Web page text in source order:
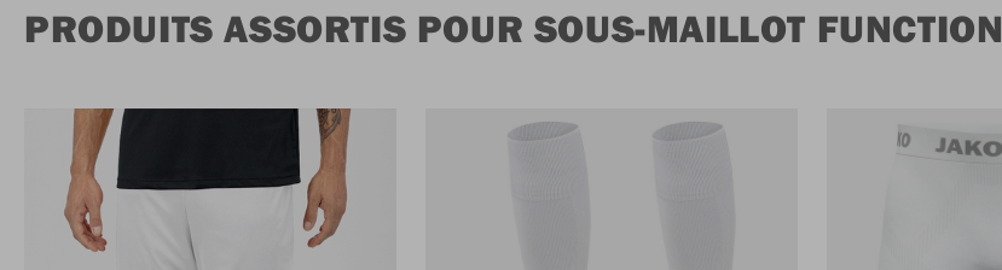
PRODUITS ASSORTIS POUR SOUS-MAILLOT FUNCTION